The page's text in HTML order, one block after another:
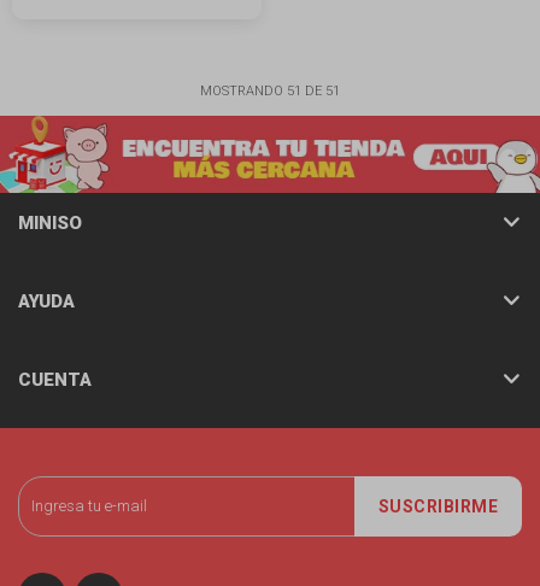
MOSTRANDO 51 DE 51
SUSCRIBIRME
MINISO
AYUDA
CUENTA